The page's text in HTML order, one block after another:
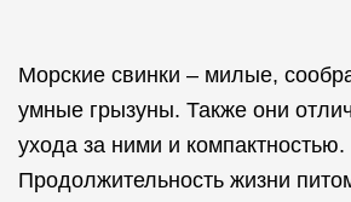
Морские свинки – милые,
умные грызуны. Также они
ухода за ними и компактностью.
Продолжительность жизни